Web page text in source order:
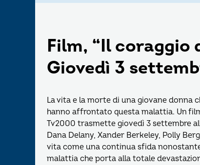
Film, “Il coraggio
Giovedì 3
La vita e la morte di una giovane donna
hanno affrontato questa malattia. Un
Tv2000 trasmette giovedì 3 settembre
Dana Delany, Xander Berkeley, Polly
vita come una continua sfida
malattia che porta alla totale